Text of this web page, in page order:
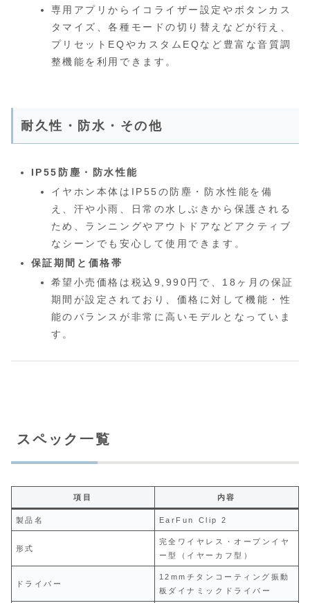
専用アプリからイコライザー設定やボタンカス
タマイズ、各種モードの切り替えなどが行え、
プリセットEQやカスタムEQなど豊富な音質調
整機能を利用できます。
耐久性・防水・その他
IP55防塵・防水性能
イヤホン本体はIP55の防塵・防水性能を備
え、汗や小雨、日常の水しぶきから保護される
ため、ランニングやアウトドアなどアクティブ
なシーンでも安心して使用できます。
保証期間と価格帯
希望小売価格は税込9,990円で、18ヶ月の保証
期間が設定されており、価格に対して機能・性
能のバランスが非常に高いモデルとなっていま
す。
スペック一覧
項目 内容
製品名 EarFun Clip 2
形式
完全ワイヤレス・オープンイヤ
ー型（イヤーカフ型）
ドライバー
12mmチタンコーティング振動
板ダイナミックドライバー